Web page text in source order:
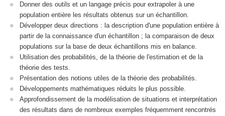
Donner des outils et un langage précis pour extrapoler à une
population entière les résultats obtenus sur un échantillon.
Développer deux directions : la description d'une population entière à
partir de la connaissance d'un échantillon ; la comparaison de deux
populations sur la base de deux échantillons mis en balance.
Utilisation des probabilités, de la théorie de l'estimation et de la
théorie des tests.
Présentation des notions utiles de la théorie des probabilités.
Développements mathématiques réduits le plus possible.
Approfondissement de la modélisation de situations et interprétation
des résultats dans de nombreux exemples fréquemment rencontrés